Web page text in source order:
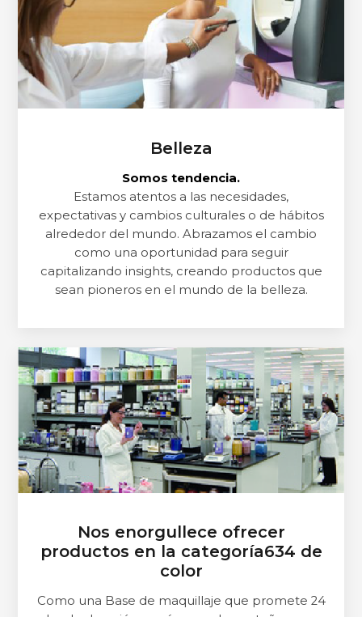
Belleza
Somos tendencia.
Estamos atentos a las necesidades,
expectativas y cambios culturales o de hábitos
alrededor del mundo. Abrazamos el cambio
como una oportunidad para seguir
capitalizando insights, creando productos que
sean pioneros en el mundo de la belleza.
Nos enorgullece ofrecer
productos en la categoría634 de
color
Como una Base de maquillaje que promete 24